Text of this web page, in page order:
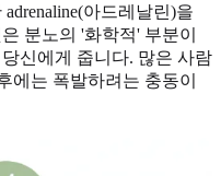
아드레날린)을
분노의 '화학적' 부분이
신에게 줍니다. 많은 사람
에는 폭발하려는 충동이